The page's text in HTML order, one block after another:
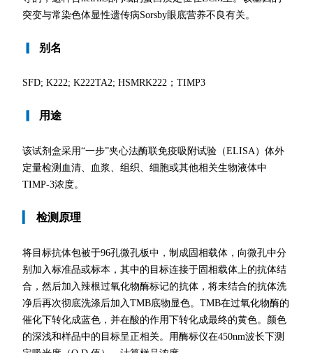
突变与常染色体显性遗传病Sorsby眼底营养不良有关。
别名
SFD; K222; K222TA2; HSMRK222；TIMP3
用途
该试剂盒采用“一步”夹心法酶联免疫吸附试验（ELISA）体外
定量检测血清、血浆、组织、细胞或其他相关生物液体中
TIMP-3浓度。
检测原理
将目标抗体包被于96孔微孔板中，制成固相载体，向微孔中分
别加入标准品或标本，其中的目标连接于固相载体上的抗体结
合，然后加入辣根过氧化物酶标记的抗体，将未结合的抗体洗
净后再次彻底洗涤后加入TMB底物显色。TMB在过氧化物酶的
催化下转化成蓝色，并在酸的作用下转化成最终的黄色。颜色
的深浅和样品中的目标呈正相关。用酶标仪在450nm波长下测